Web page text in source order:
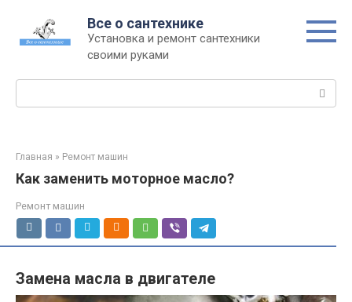
контенту
Все о сантехнике
Установка и ремонт сантехники
своими руками
Главная » Ремонт машин
Как заменить моторное масло?
Ремонт машин
Замена масла в двигателе